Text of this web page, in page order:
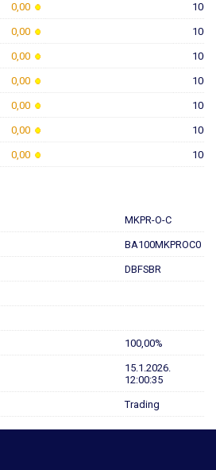
0,00
0,00
0,00
0,00
0,00
0,00
0,00
MKPR-O-C
BA100MKPROC0
DBFSBR
100,00%
15.1.2026.
12:00:35
Trading